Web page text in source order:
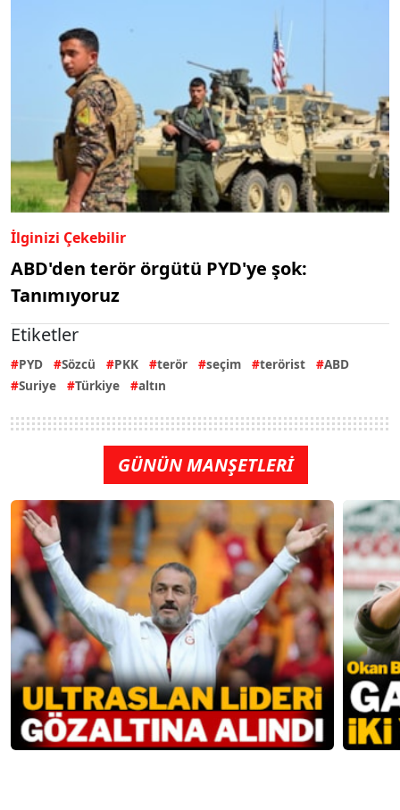
İlginizi Çekebilir
ABD'den terör örgütü PYD'ye şok:
Tanımıyoruz
Etiketler
PYD Sözcü PKK terör seçim terörist
ABD
Suriye
Türkiye altın
GÜNÜN MANŞETLERİ